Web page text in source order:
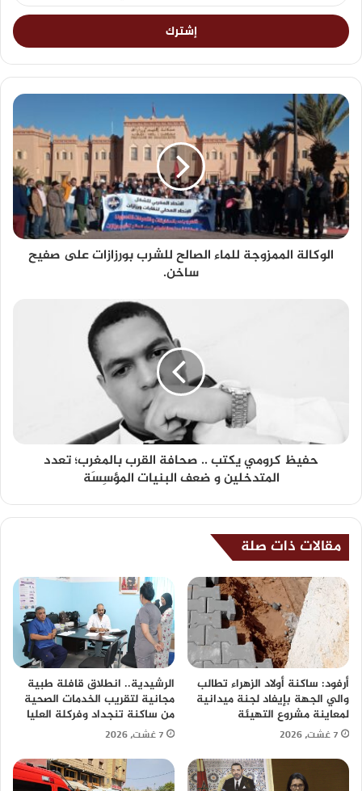
الوكالة الممزوجة للماء الصالح للشرب بورزازات على صفيح
ساخن.
حفيظ كرومي يكتب .. صحافة القرب بالمغرب؛ تعدد
المتدخلين و ضعف البنيات المؤسِسَة
مقالات ذات صلة
أرفود: ساكنة أولاد الزهراء تطالب
والي الجهة بإيفاد لجنة ميدانية
لمعاينة مشروع التهيئة
7 غشت، 2026
الرشيدية.. انطلاق قافلة طبية
مجانية لتقريب الخدمات الصحية
من ساكنة تنجداد وفركلة العليا
7 غشت، 2026